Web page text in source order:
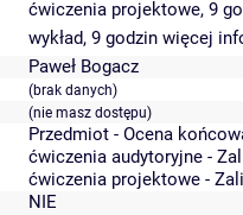
ćwiczenia projektowe, 9
wykład, 9 godzin więcej
Paweł Bogacz
(brak danych)
(nie masz dostępu)
Przedmiot - Ocena
ćwiczenia audytoryjne -
ćwiczenia projektowe -
NIE